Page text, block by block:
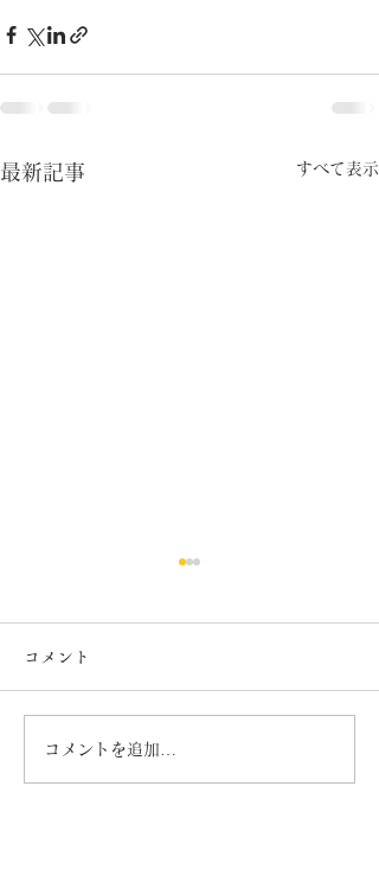
最新記事 すべて表示
コメント
コメントを追加…